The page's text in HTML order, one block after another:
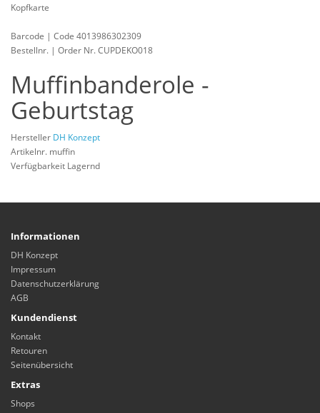
Kopfkarte
Barcode | Code 4013986302309
Bestellnr. | Order Nr. CUPDEKO018
Muffinbanderole -
Geburtstag
Hersteller DH Konzept
Artikelnr. muffin
Verfügbarkeit Lagernd
Informationen
DH Konzept
Impressum
Datenschutzerklärung
AGB
Kundendienst
Kontakt
Retouren
Seitenübersicht
Extras
Shops